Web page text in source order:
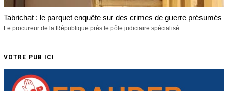
Tabrichat : le parquet enquête sur des crimes de guerre présumés
Le procureur de la République près le pôle judiciaire spécialisé
VOTRE PUB ICI